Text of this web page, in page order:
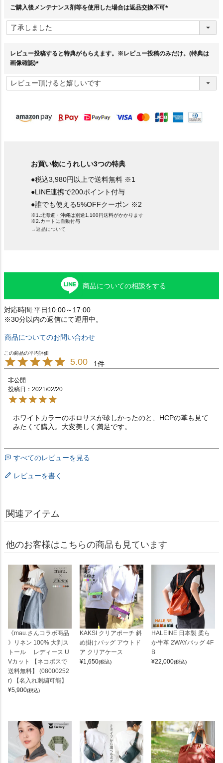
ご購入後メンテナンス剤等を使用した場合は返品交換不可
須
レビュー投稿すると特典がもらえます。※レビュー投稿のみだけ。(特典は
画像確認)
必
須
お買い物にうれしい3つの特典
●税込3,980円以上で送料無料 ※1
●LINE連携で200ポイント付与
●誰でも使える5%OFFクーポン ※2
※1.北海道・沖縄は別途1,100円送料がかかります
※2.カートに自動付与
→返品について
商品についての相談をする
対応時間:平日10:00～17:00
※30分以内の返信にて運用中。
商品についてのお問い合わせ
5.00 1
非公開
投稿日
2021/02/20
ホワイトカラーのポロサスが珍しかったのと、HCPの革も見て
みたくて購入。大変美しく満足です。
すべてのレビューを見る
レビューを書く
関連アイテム
他のお客様はこちらの商品も見ています
《mau.さんコラボ商品
》リネン 100% 大判ス
トール レディース U
Vカット 【ネコポスで
送料無料】 (08000252
r) 【名入れ刺繍可能】
¥5,900(税込)
KAKSI クリアポーチ 斜
め掛けバッグ アウトド
ア クリアケース
¥1,650(税込)
HALEINE 日本製 柔ら
か牛革 2WAYバッグ 4F
B
¥22,000(税込)